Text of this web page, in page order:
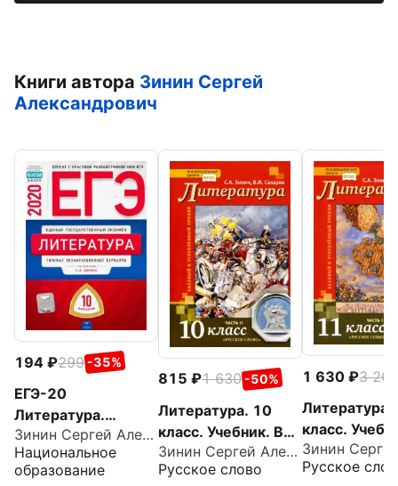
Книги автора Зинин Сергей
Александрович
194 299 -35%
ЕГЭ-20
Литература.
Типовые
экзаменационные
варианты. 10
Зинин Сергей Александрович
Национальное
образование
815 1 630 -50%
Литература. 10
класс. Учебник. В
2-х частях. Часть
2. Базовый и
Зинин Сергей Александрович
Русское слово
1 630
3 260
Литература.
класс.
Базовый и
углубленный
Русское